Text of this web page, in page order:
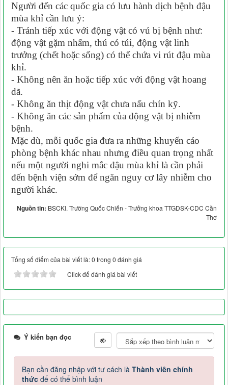
Người đến các quốc gia có lưu hành dịch bệnh đậu
mùa khỉ cần lưu ý:
- Tránh tiếp xúc với động vật có vú bị bệnh như:
động vật gặm nhấm, thú có túi, động vật linh
trưởng (chết hoặc sống) có thể chứa vi rút đậu mùa
khỉ.
- Không nên ăn hoặc tiếp xúc với động vật hoang
dã.
- Không ăn thịt động vật chưa nấu chín kỹ.
- Không ăn các sản phẩm của động vật bị nhiễm
bệnh.
Mặc dù, mỗi quốc gia đưa ra những khuyến cáo
phòng bệnh khác nhau nhưng điều quan trọng nhất
nếu một người nghi mắc đậu mùa khỉ là cần phải
đến bệnh viện sớm để ngăn nguy cơ lây nhiễm cho
người khác.
Nguồn tin: BSCKI. Trường Quốc Chiến - Trưởng khoa TTGDSK-CDC Cần
Thơ
Tổng số điểm của bài viết là: 0 trong 0 đánh giá
Click để đánh giá bài viết
Ý kiến bạn đọc
Bạn cần đăng nhập với tư cách là Thành viên chính
thức để có thể bình luận